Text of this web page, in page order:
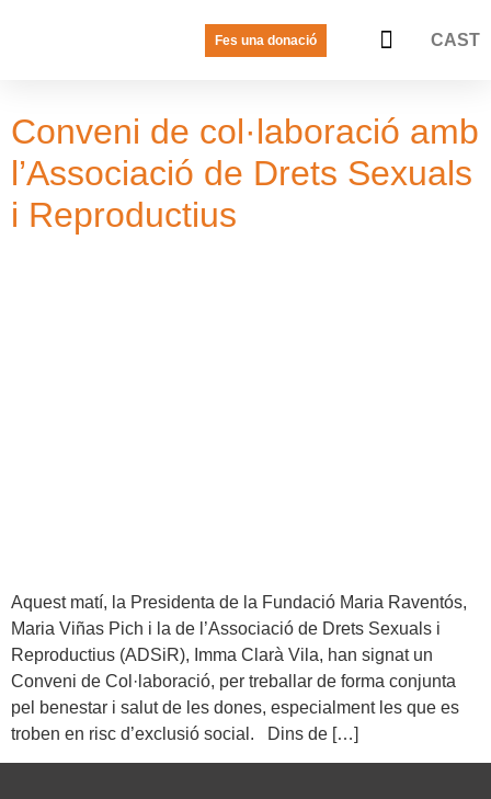
Fes una donació CAST
Conveni de col·laboració amb
l’Associació de Drets Sexuals
i Reproductius
Aquest matí, la Presidenta de la Fundació Maria Raventós,
Maria Viñas Pich i la de l’Associació de Drets Sexuals i
Reproductius (ADSiR), Imma Clarà Vila, han signat un
Conveni de Col·laboració, per treballar de forma conjunta
pel benestar i salut de les dones, especialment les que es
troben en risc d’exclusió social. Dins de […]